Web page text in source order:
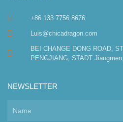
+86 133 7756 8676
Luis@chicadragon.com
BEI CHANGE DONG ROAD,
PENGJIANG, STADT
NEWSLETTER